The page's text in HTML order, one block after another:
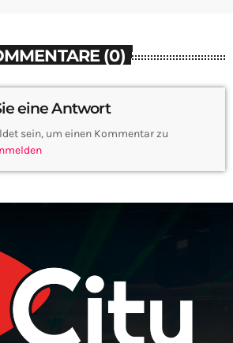
(0)
eine Antwort
sein, um einen Kommentar zu